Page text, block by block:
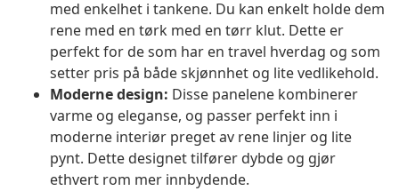
med enkelhet i tankene. Du kan enkelt holde dem
rene med en tørk med en tørr klut. Dette er
perfekt for de som har en travel hverdag og som
setter pris på både skjønnhet og lite vedlikehold.
Moderne design: Disse panelene kombinerer
varme og eleganse, og passer perfekt inn i
moderne interiør preget av rene linjer og lite
pynt. Dette designet tilfører dybde og gjør
ethvert rom mer innbydende.